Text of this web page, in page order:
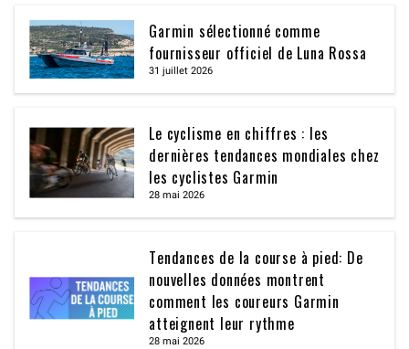
Garmin sélectionné comme
fournisseur officiel de Luna Rossa
31 juillet 2026
Le cyclisme en chiffres : les
dernières tendances mondiales chez
les cyclistes Garmin
28 mai 2026
Tendances de la course à pied: De
nouvelles données montrent
comment les coureurs Garmin
atteignent leur rythme
28 mai 2026